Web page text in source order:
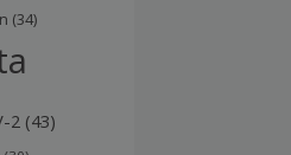
(34)
2 (43)